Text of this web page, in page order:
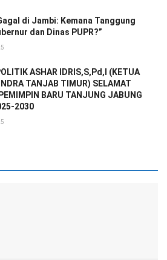
di Jambi: Kemana Tanggung
dan Dinas PUPR?”
ASHAR IDRIS,S,Pd,I (KETUA
TANJAB TIMUR) SELAMAT
BARU TANJUNG JABUNG
2030